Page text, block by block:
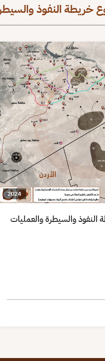
خريطة النفوذ
2024
النفوذ والسيطرة والعمليات